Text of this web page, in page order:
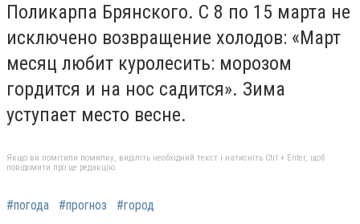
Поликарпа Брянского. С 8 по 15 марта не
исключено возвращение холодов: «Март
месяц любит куролесить: морозом
гордится и на нос садится». Зима
уступает место весне.
Якщо ви помітили помилку, виділіть необхідний текст і натисніть Ctrl + Enter, щоб
повідомити про це редакцію
#погода #прогноз #город